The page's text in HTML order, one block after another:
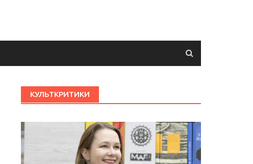
КУЛЬТКРИТИКИ